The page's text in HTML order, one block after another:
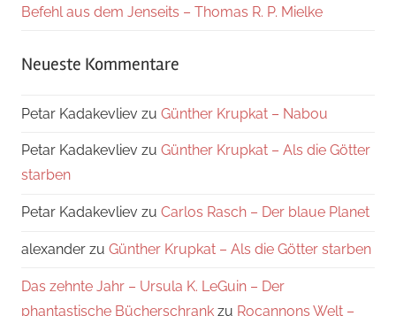
Befehl aus dem Jenseits – Thomas R. P. Mielke
Neueste Kommentare
Petar Kadakevliev zu Günther Krupkat – Nabou
Petar Kadakevliev zu Günther Krupkat – Als die Götter
starben
Petar Kadakevliev zu Carlos Rasch – Der blaue Planet
alexander zu Günther Krupkat – Als die Götter starben
Das zehnte Jahr – Ursula K. LeGuin – Der
phantastische Bücherschrank zu Rocannons Welt –